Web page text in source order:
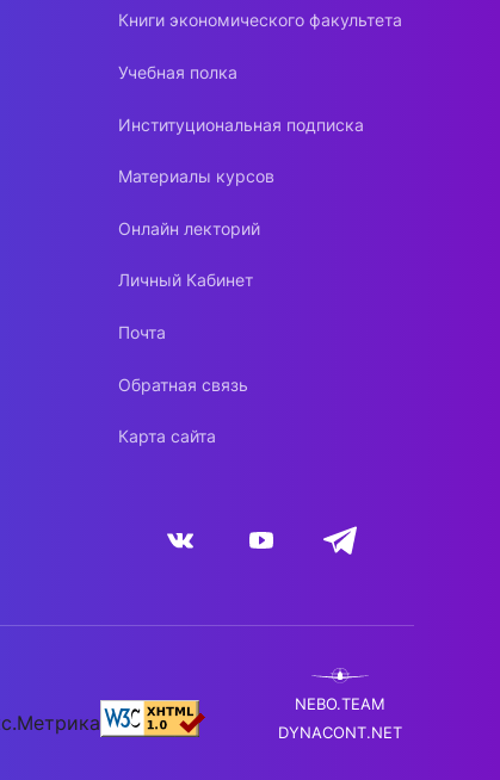
Книги экономического факультета
Учебная полка
Институциональная подписка
Материалы курсов
Онлайн лекторий
Личный Кабинет
Почта
Обратная связь
Карта сайта
NEBO.TEAM
DYNACONT.NET